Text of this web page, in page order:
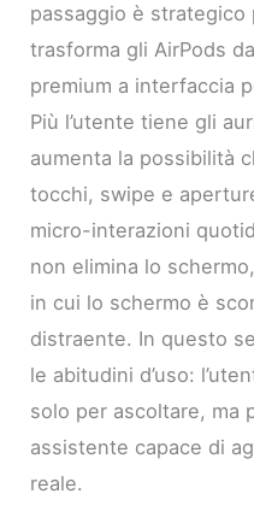
passaggio è strategico
trasforma gli AirPods
premium a interfaccia
Più l’utente tiene gli
aumenta la possibilità
tocchi, swipe e
micro-interazioni
non elimina lo
in cui lo schermo è
distraente. In questo
le abitudini d’uso:
solo per ascoltare, ma
assistente capace di
reale.